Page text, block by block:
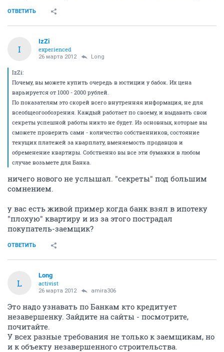
ОТВЕТИТЬ
I
IzZi
experienced
26 марта 2012 Long
IzZi:
Почему, вы можете купить очередь в юстиции у бабок. Их цена
варьируется от 1000 - 2000 рублей.
По показателям это скорей всего внутренняя информация, не для
всеобщеогообозрения. Каждый работает по своему, и выдавать свои
секреты успешной работы никто не будет. Из основных, которые вы
сможете проверить сами - количество собственников, состояние
текущих платежей за кварплату, вменяемость продавцов и
обременение квартиры. Собственно вы все эти бумажки в любом
случае возьмете для Банка.
ничего нового не услышал. "секреты" под большим
сомнением.
у вас есть живой пример когда банк взял в ипотеку
"плохую" квартиру и из за этого пострадал
покупатель-заемщик?
ОТВЕТИТЬ
L
Long
activist
26 марта 2012 amira306
Это надо узнавать по Банкам кто кредитует
незавершенку. Зайдите на сайты - посмотрите,
почитайте.
У всех разные требования не только к заемщикам, но
и к объекту незавершенного строительства.